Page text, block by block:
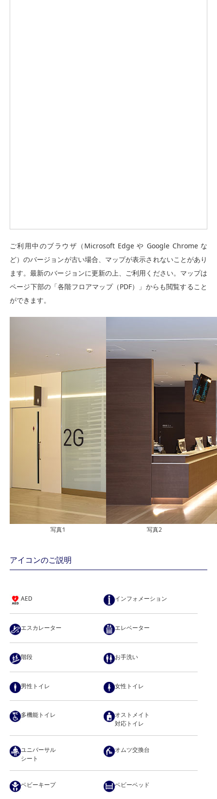
ご利用中のブラウザ（Microsoft Edge や Google Chrome な
ど）のバージョンが古い場合、マップが表示されないことがあり
ます。最新のバージョンに更新の上、ご利用ください。マップは
ページ下部の「各階フロアマップ（PDF）」からも閲覧すること
ができます。
写真1 写真2
アイコンのご説明
AED インフォメーション
エスカレーター エレベーター
階段 お手洗い
男性トイレ 女性トイレ
多機能トイレ
オストメイト
対応トイレ
ユニバーサル
シート
オムツ交換台
ベビーキープ ベビーベッド